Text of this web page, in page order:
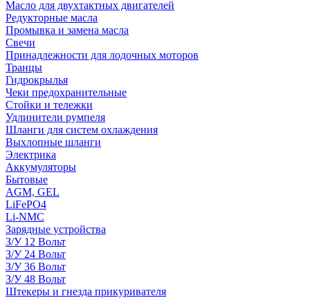
Масло для двухтактных двигателей
Редукторные масла
Промывка и замена масла
Свечи
Принадлежности для лодочных моторов
Транцы
Гидрокрылья
Чеки предохранительные
Стойки и тележки
Удлинители румпеля
Шланги для систем охлаждения
Выхлопные шланги
Электрика
Аккумуляторы
Бытовые
AGM, GEL
LiFePO4
Li-NMC
Зарядные устройства
З/У 12 Вольт
З/У 24 Вольт
З/У 36 Вольт
З/У 48 Вольт
Штекеры и гнезда прикуривателя